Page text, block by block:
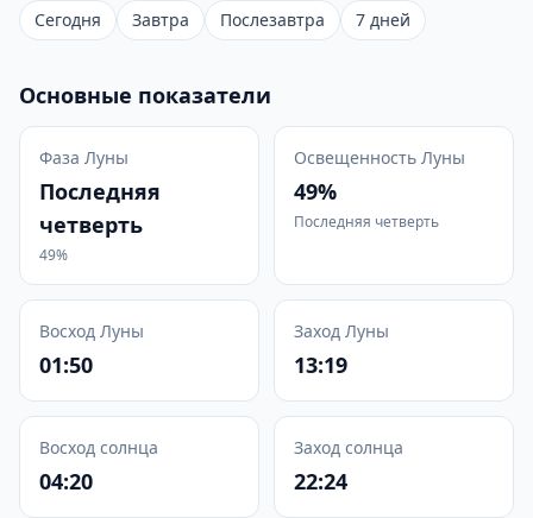
Сегодня Завтра Послезавтра 7 дней
Основные показатели
Фаза Луны
Последняя
четверть
49%
Освещенность Луны
49%
Последняя четверть
Восход Луны
01:50
Заход Луны
13:19
Восход солнца
04:20
Заход солнца
22:24